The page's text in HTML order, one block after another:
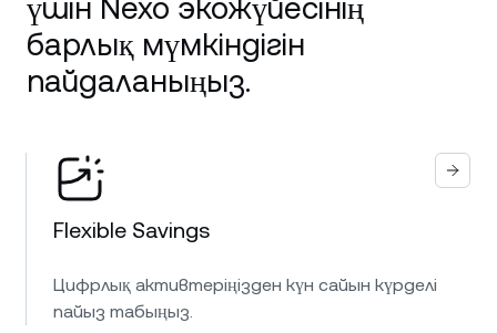
үшін Nexo экожүйесінің
барлық мүмкіндігін
пайдаланыңыз.
Flexible Savings
Цифрлық активтеріңізден күн сайын күрделі
пайыз табыңыз.